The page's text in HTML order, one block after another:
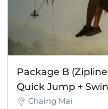
Package B
Quick Jump +
Chaing Mai